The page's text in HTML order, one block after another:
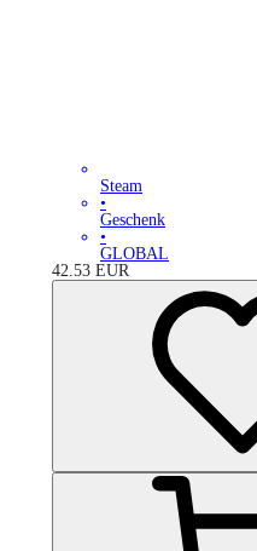
Steam
•
Geschenk
•
GLOBAL
42.53 EUR